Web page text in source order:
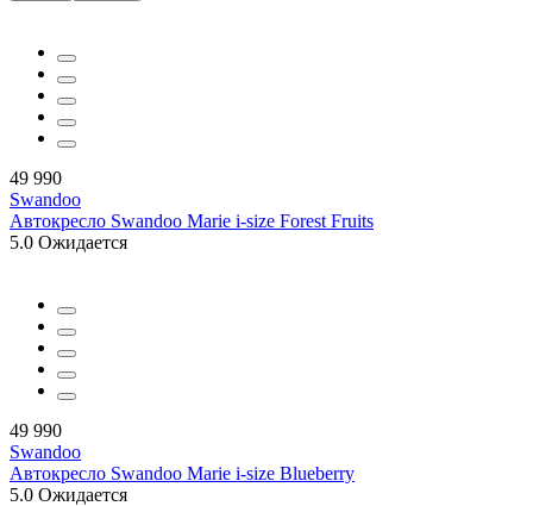
49 990
Swandoo
Автокресло Swandoo Marie i-size Forest Fruits
5.0 Ожидается
49 990
Swandoo
Автокресло Swandoo Marie i-size Blueberry
5.0 Ожидается